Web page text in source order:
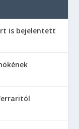
is bejelentett